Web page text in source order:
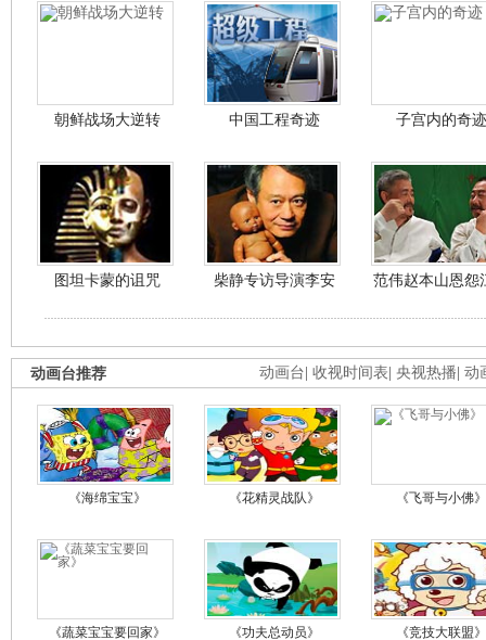
朝鲜战场大逆转 中国工程奇迹 子宫内的奇迹
图坦卡蒙的诅咒 柴静专访导演李安 范伟赵本山恩怨
动画台 收视时间表 央视热播 动
动画台推荐
《海绵宝宝》 《花精灵战队》 《飞哥与小佛》
《蔬菜宝宝要回家》 《功夫总动员》 《竞技大联盟》